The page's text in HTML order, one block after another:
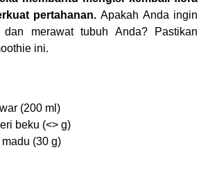
pertahanan. Apakah Anda ingin
dan merawat tubuh Anda? Pastikan
ini.
(200 ml)
beku (<> g)
(30 g)